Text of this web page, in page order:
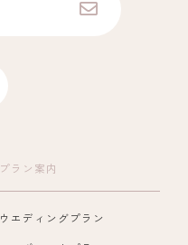
プラン案内
ウエディングプラン